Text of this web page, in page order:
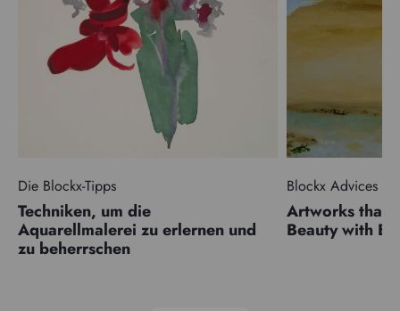
Die Blockx-Tipps
Techniken, um die
Aquarellmalerei zu erlernen und
zu beherrschen
Blockx Advices
Artworks that
Beauty with